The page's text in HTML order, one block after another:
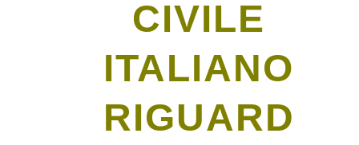
CIVILE
ITALIANO
RIGUARD